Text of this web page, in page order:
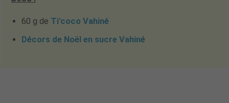
60 g de Ti'coco Vahiné
Décors de Noël en sucre Vahiné